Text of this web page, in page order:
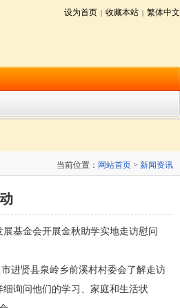
设为首页 | 收藏本站 | 繁体中文
当前位置： 网站首页 > 新闻资讯
基金会开展金秋助学实地走访慰问
进贤县泉岭乡前溪村村委会了解走访
询问他们的学习、家庭和生活状